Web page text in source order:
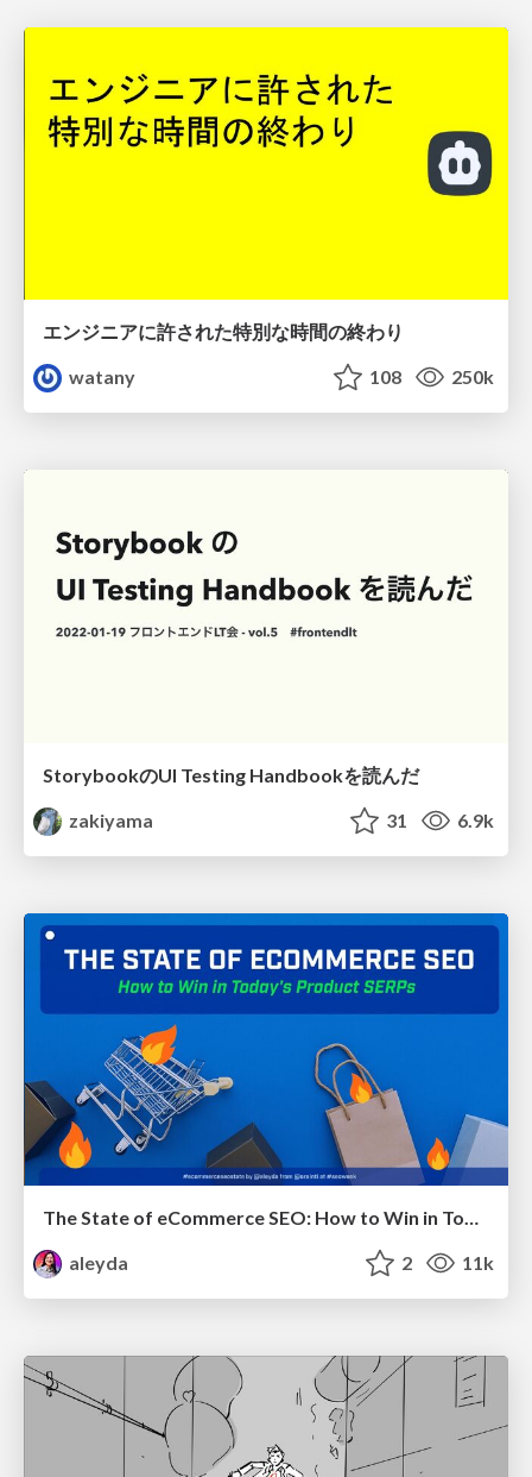
エンジニアに許された特別な時間の終わり
watany
108 250k
StorybookのUI Testing Handbookを読んだ
zakiyama
31 6.9k
The State of eCommerce SEO: How to Win in Today's Products SERPs - #SEOweek
aleyda
2 11k